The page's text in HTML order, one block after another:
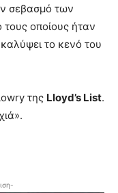
σεβασμό των
οποίους ήταν
το κενό του
της Lloyd’s List.